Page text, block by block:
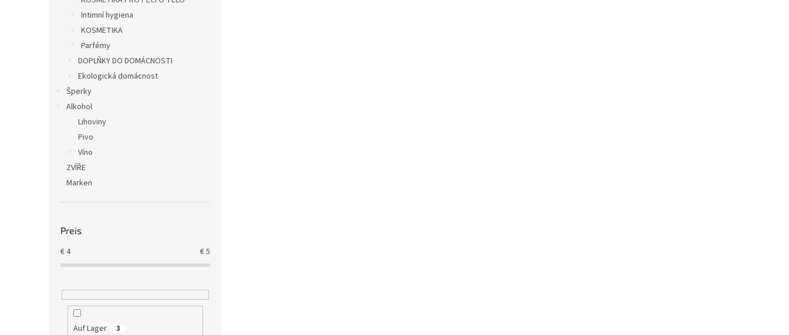
Intimní hygiena
KOSMETIKA
Parfémy
DOPLŇKY DO DOMÁCNOSTI
Ekologická domácnost
Šperky
Alkohol
Lihoviny
Pivo
Víno
ZVÍŘE
Marken
Preis
€4 €5
Auf Lager 3